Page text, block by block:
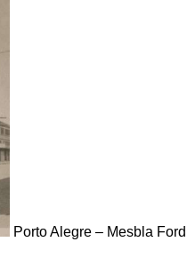
Porto Alegre – Mesbla